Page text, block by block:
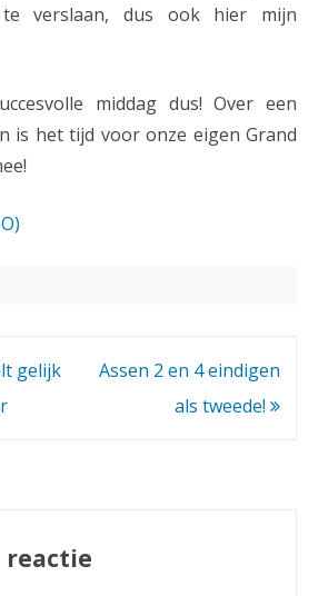
a
P
s
T
te verslaan, dus ook hier mijn
middag dus! Over een
is het tijd voor onze eigen Grand
gelijk
Assen 2 en 4 eindigen
als tweede!
reactie